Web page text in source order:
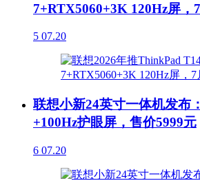
7+RTX5060+3K 120Hz屏，
5 07.20
联想小新24英寸一体机发布
+100Hz护眼屏，售价5999元
6 07.20